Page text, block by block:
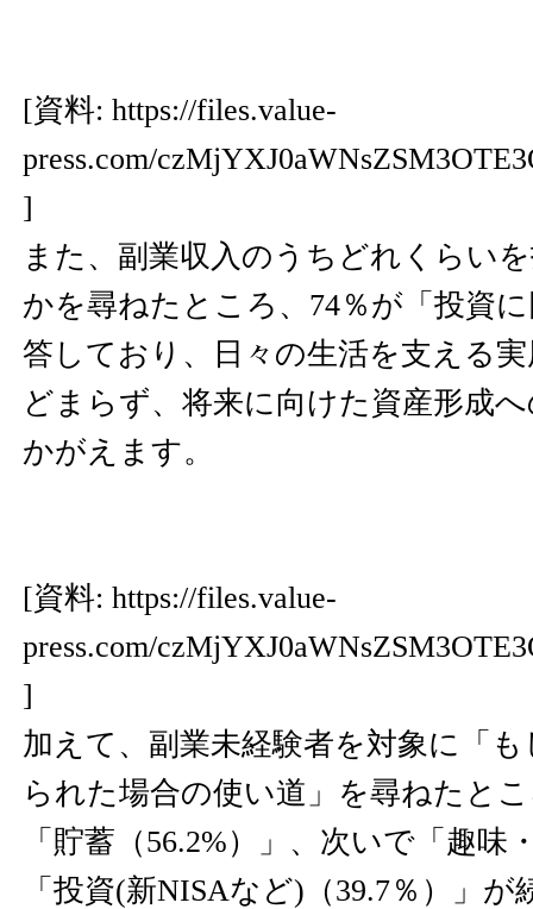
[資料: https://files.value-
press.com/
]
また、副業収入のうちどれくらい
かを尋ねたところ、74％が「投資
答しており、日々の生活を支える
どまらず、将来に向けた資産形成
かがえます。
[資料: https://files.value-
press.com/
]
加えて、副業未経験者を対象に「
られた場合の使い道」を尋ねたと
「貯蓄（56.2%）」、次いで「趣味
「投資(新NISAなど)（39.7％）」